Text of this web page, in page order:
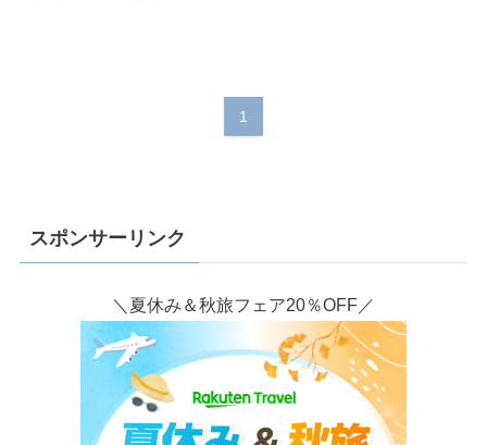
1
スポンサーリンク
＼夏休み＆秋旅フェア20％OFF／